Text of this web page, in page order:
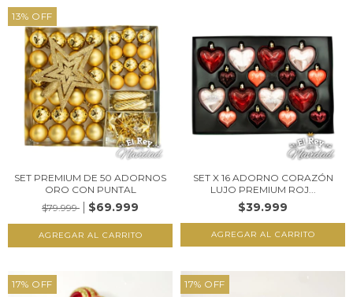
13% OFF
SET PREMIUM DE 50 ADORNOS
ORO CON PUNTAL
$79.999
$69.999
SET X 16 ADORNO CORAZÓN
LUJO PREMIUM ROJ...
$39.999
17% OFF 17% OFF